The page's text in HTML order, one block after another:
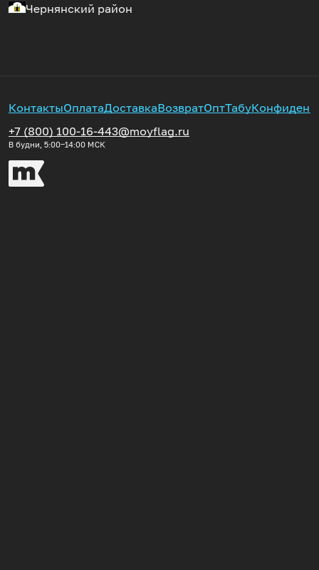
Чернянский район
КонтактыОплатаДоставкаВозвратОптТабу
+7 (800) 100-16-44
В будни, 5:00‒14:00 МСК
3@moyflag.ru